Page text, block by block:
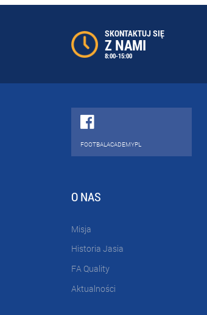
SKONTAKTUJ SIĘ
Z NAMI
8:00-15:00
FOOTBALACADEMYPL
O NAS
Misja
Historia Jasia
FA Quality
Aktualności